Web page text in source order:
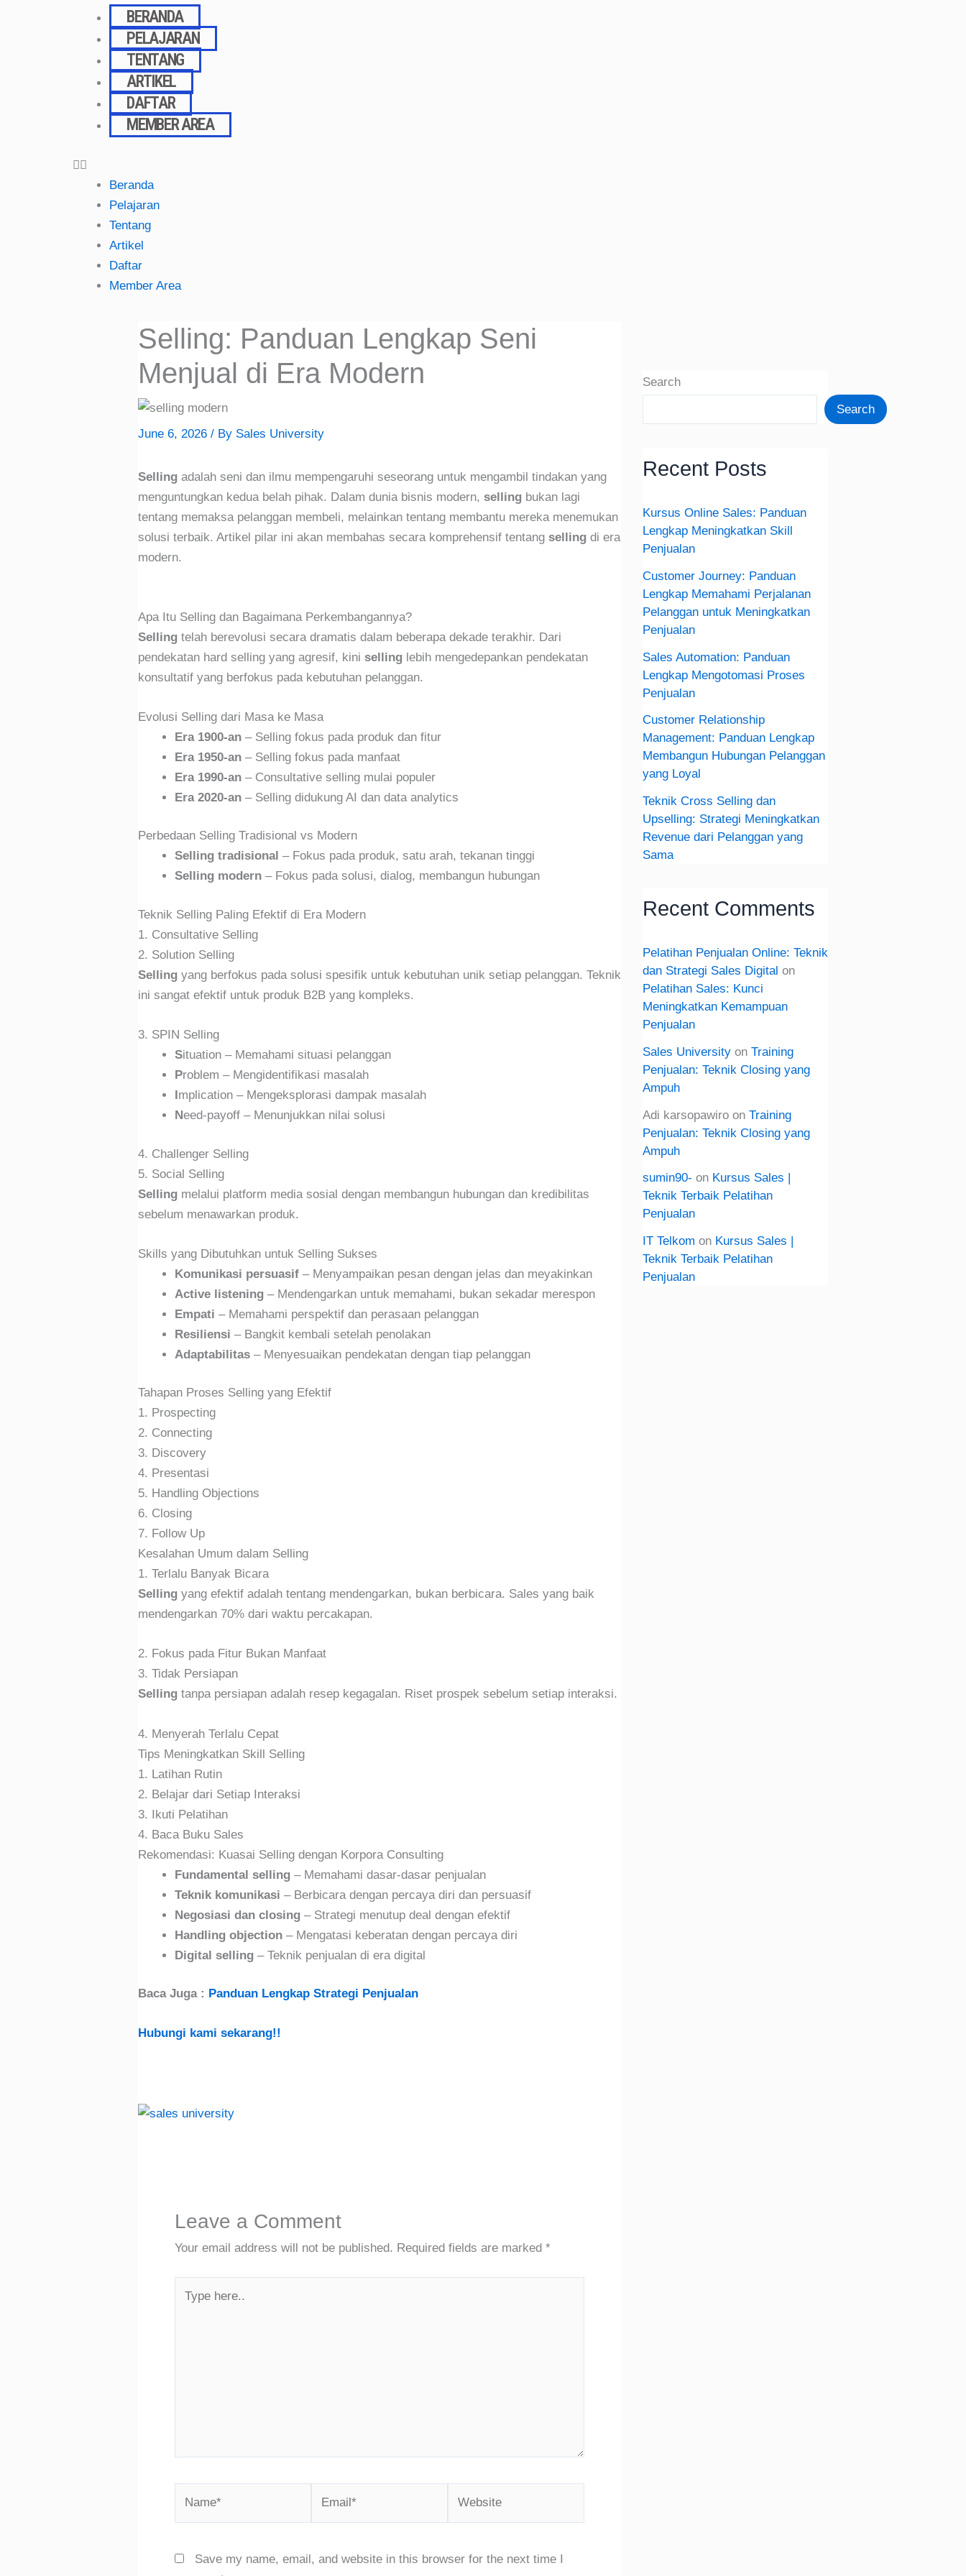
BERANDA
PELAJARAN
TENTANG
ARTIKEL
DAFTAR
MEMBER AREA
Beranda
Pelajaran
Tentang
Artikel
Daftar
Member Area
Selling: Panduan Lengkap Seni
Menjual di Era Modern
June 6, 2026 / By Sales University
Selling adalah seni dan ilmu mempengaruhi seseorang untuk mengambil tindakan yang
menguntungkan kedua belah pihak. Dalam dunia bisnis modern, selling bukan lagi
tentang memaksa pelanggan membeli, melainkan tentang membantu mereka menemukan
solusi terbaik. Artikel pilar ini akan membahas secara komprehensif tentang selling di era
modern.
Apa Itu Selling dan Bagaimana Perkembangannya?
Selling telah berevolusi secara dramatis dalam beberapa dekade terakhir. Dari
pendekatan hard selling yang agresif, kini selling lebih mengedepankan pendekatan
konsultatif yang berfokus pada kebutuhan pelanggan.
Evolusi Selling dari Masa ke Masa
Era 1900-an – Selling fokus pada produk dan fitur
Era 1950-an – Selling fokus pada manfaat
Era 1990-an – Consultative selling mulai populer
Era 2020-an – Selling didukung AI dan data analytics
Perbedaan Selling Tradisional vs Modern
Selling tradisional – Fokus pada produk, satu arah, tekanan tinggi
Selling modern – Fokus pada solusi, dialog, membangun hubungan
Teknik Selling Paling Efektif di Era Modern
1. Consultative Selling
2. Solution Selling
Selling yang berfokus pada solusi spesifik untuk kebutuhan unik setiap pelanggan. Teknik
ini sangat efektif untuk produk B2B yang kompleks.
3. SPIN Selling
Situation – Memahami situasi pelanggan
Problem – Mengidentifikasi masalah
Implication – Mengeksplorasi dampak masalah
Need-payoff – Menunjukkan nilai solusi
4. Challenger Selling
5. Social Selling
Selling melalui platform media sosial dengan membangun hubungan dan kredibilitas
sebelum menawarkan produk.
Skills yang Dibutuhkan untuk Selling Sukses
Komunikasi persuasif – Menyampaikan pesan dengan jelas dan meyakinkan
Active listening – Mendengarkan untuk memahami, bukan sekadar merespon
Empati – Memahami perspektif dan perasaan pelanggan
Resiliensi – Bangkit kembali setelah penolakan
Adaptabilitas – Menyesuaikan pendekatan dengan tiap pelanggan
Tahapan Proses Selling yang Efektif
1. Prospecting
2. Connecting
3. Discovery
4. Presentasi
5. Handling Objections
6. Closing
7. Follow Up
Kesalahan Umum dalam Selling
1. Terlalu Banyak Bicara
Selling yang efektif adalah tentang mendengarkan, bukan berbicara. Sales yang baik
mendengarkan 70% dari waktu percakapan.
2. Fokus pada Fitur Bukan Manfaat
3. Tidak Persiapan
Selling tanpa persiapan adalah resep kegagalan. Riset prospek sebelum setiap interaksi.
4. Menyerah Terlalu Cepat
Tips Meningkatkan Skill Selling
1. Latihan Rutin
2. Belajar dari Setiap Interaksi
3. Ikuti Pelatihan
4. Baca Buku Sales
Rekomendasi: Kuasai Selling dengan Korpora Consulting
Fundamental selling – Memahami dasar-dasar penjualan
Teknik komunikasi – Berbicara dengan percaya diri dan persuasif
Negosiasi dan closing – Strategi menutup deal dengan efektif
Handling objection – Mengatasi keberatan dengan percaya diri
Digital selling – Teknik penjualan di era digital
Baca Juga : Panduan Lengkap Strategi Penjualan
Hubungi kami sekarang!!
Leave a Comment
Your email address will not be published. Required fields are marked *
here..
Save my name, email, and website in this browser for the next time I
Search
Search
Recent Posts
Kursus Online Sales: Panduan
Lengkap Meningkatkan Skill
Penjualan
Customer Journey: Panduan
Lengkap Memahami Perjalanan
Pelanggan untuk Meningkatkan
Penjualan
Sales Automation: Panduan
Lengkap Mengotomasi Proses
Penjualan
Customer Relationship
Management: Panduan Lengkap
Membangun Hubungan Pelanggan
yang Loyal
Teknik Cross Selling dan
Upselling: Strategi Meningkatkan
Revenue dari Pelanggan yang
Sama
Recent Comments
Pelatihan Penjualan Online: Teknik
dan Strategi Sales Digital on
Pelatihan Sales: Kunci
Meningkatkan Kemampuan
Penjualan
Sales University on Training
Penjualan: Teknik Closing yang
Ampuh
Adi karsopawiro on Training
Penjualan: Teknik Closing yang
Ampuh
sumin90- on Kursus Sales |
Teknik Terbaik Pelatihan
Penjualan
IT Telkom on Kursus Sales |
Teknik Terbaik Pelatihan
Penjualan